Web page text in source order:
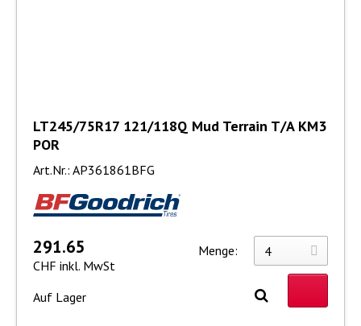
LT245/75R17 121/118Q Mud Terrain T/A KM3
POR
Art.Nr.: AP361861BFG
291.65
CHF inkl. MwSt
Menge:
Auf Lager